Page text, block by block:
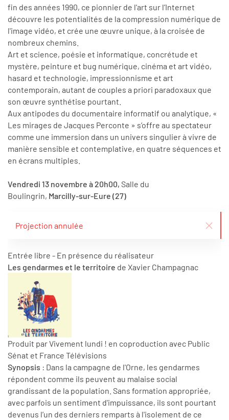
fin des années 1990, ce pionnier de l'art sur l’Internet
découvre les potentialités de la compression numérique de
l'image vidéo, et crée une œuvre unique, à la croisée de
nombreux chemins.
Art et science, poésie et informatique, concrétude et
mystère, peinture et bug numérique, cinéma et art vidéo,
hasard et technologie, impressionnisme et art
contemporain, autant de couples a priori paradoxaux que
son œuvre synthétise pourtant.
Aux antipodes du documentaire informatif ou analytique, «
Les mirages de Jacques Perconte » s’offre au spectateur
comme une immersion dans un univers singulier à vivre de
manière sensible et contemplative, en quatre séquences et
en écrans multiples.
Vendredi 13 novembre à 20h00, Salle du
Boulingrin, Marcilly-sur-Eure (27)
Projection annulée
Entrée libre - En présence du réalisateur
Les gendarmes et le territoire de Xavier Champagnac
Produit par Vivement lundi ! en coproduction avec Public
Sénat et France Télévisions
Synopsis : Dans la campagne de l'Orne, les gendarmes
répondent comme ils peuvent au malaise social
grandissant de la population. Sans formation appropriée,
avec parfois un sentiment d'impuissance, ils sont pourtant
devenus l’un des derniers remparts à l'isolement de ce